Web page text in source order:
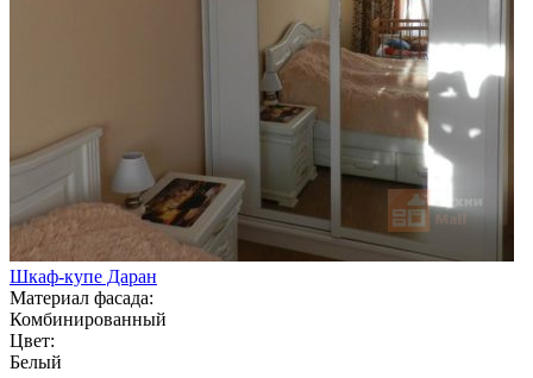
Шкаф-купе Даран
Материал фасада:
Комбинированный
Цвет:
Белый